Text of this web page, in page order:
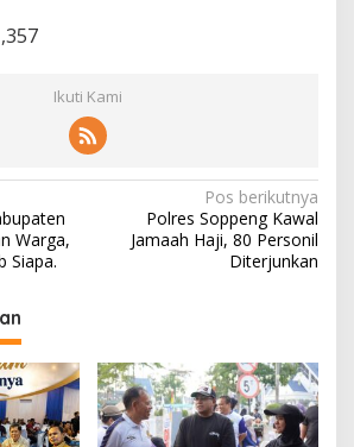
Ikuti Kami
Warga,
Siapa.
Pos berikutnya
Polres Soppeng Kawal
Jamaah Haji, 80 Personil
Diterjunkan